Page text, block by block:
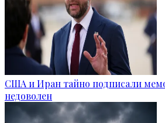
США и Иран тайно подписали
недоволен